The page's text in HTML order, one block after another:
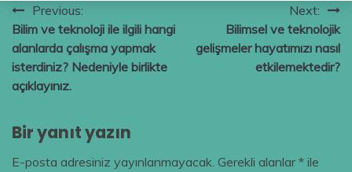
Yazı
gezinmesi
Previous:
Bilim ve teknoloji ile ilgili hangi
alanlarda çalışma yapmak
isterdiniz? Nedeniyle birlikte
açıklayınız.
Next:
Bilimsel ve teknolojik
gelişmeler hayatımızı nasıl
etkilemektedir?
Bir yanıt yazın
E-posta adresiniz yayınlanmayacak. Gerekli alanlar* ile